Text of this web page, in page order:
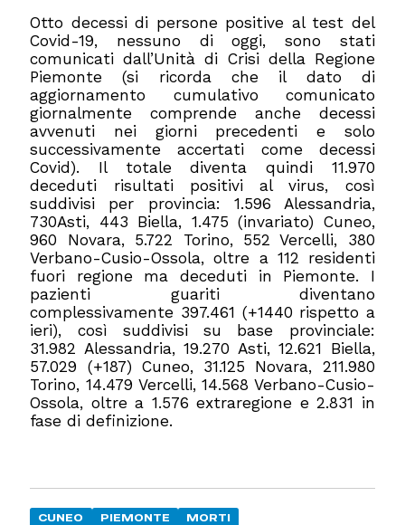
Otto decessi di persone positive al test del
Covid-19, nessuno di oggi, sono stati
comunicati dall’Unità di Crisi della Regione
Piemonte (si ricorda che il dato di
aggiornamento cumulativo comunicato
giornalmente comprende anche decessi
avvenuti nei giorni precedenti e solo
successivamente accertati come decessi
Covid). Il totale diventa quindi 11.970
deceduti risultati positivi al virus, così
suddivisi per provincia: 1.596 Alessandria,
730Asti, 443 Biella, 1.475 (invariato) Cuneo,
960 Novara, 5.722 Torino, 552 Vercelli, 380
Verbano-Cusio-Ossola, oltre a 112 residenti
fuori regione ma deceduti in Piemonte. I
pazienti guariti diventano
complessivamente 397.461 (+1440 rispetto a
ieri), così suddivisi su base provinciale:
31.982 Alessandria, 19.270 Asti, 12.621 Biella,
57.029 (+187) Cuneo, 31.125 Novara, 211.980
Torino, 14.479 Vercelli, 14.568 Verbano-Cusio-
Ossola, oltre a 1.576 extraregione e 2.831 in
fase di definizione.
CUNEO PIEMONTE
MORTI